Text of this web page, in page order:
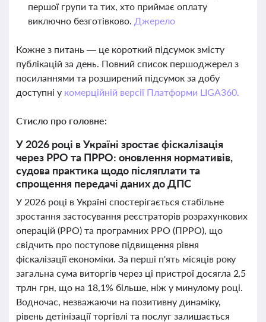
першої групи та тих, хто приймає оплату
виключно безготівково. Джерело
Кожне з питань — це короткий підсумок змісту
публікацій за день. Повний список першоджерел з
посиланнями та розширений підсумок за добу
доступні у комерційній версії Платформи LIGA360.
Стисло про головне:
У 2026 році в Україні зростає фіскалізація
через РРО та ПРРО: оновлення нормативів,
судова практика щодо післяплати та
спрощення передачі даних до ДПС
У 2026 році в Україні спостерігається стабільне
зростання застосування реєстраторів розрахункових
операцій (РРО) та програмних РРО (ПРРО), що
свідчить про поступове підвищення рівня
фіскалізації економіки. За перші п'ять місяців року
загальна сума виторгів через ці пристрої досягла 2,5
трлн грн, що на 18,1% більше, ніж у минулому році.
Водночас, незважаючи на позитивну динаміку,
рівень детінізації торгівлі та послуг залишається